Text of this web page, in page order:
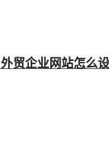
外贸企业网站怎么